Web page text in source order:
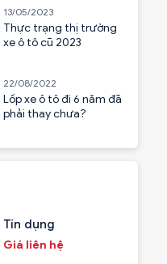
13/05/2023
Thực trạng thị trường
xe ô tô cũ 2023
22/08/2022
Lốp xe ô tô đi 6 năm đã
phải thay chưa?
Tín dụng
Giá liên hệ